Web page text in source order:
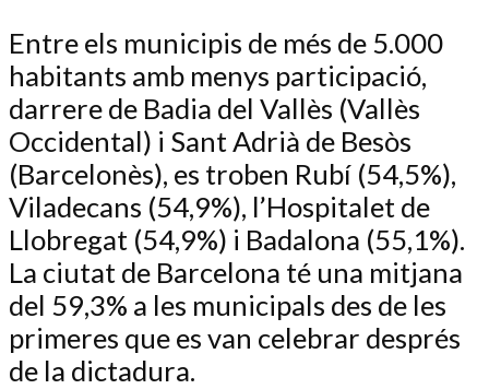
Entre els municipis de més de 5.000
habitants amb menys participació,
darrere de Badia del Vallès (Vallès
Occidental) i Sant Adrià de Besòs
(Barcelonès), es troben Rubí (54,5%),
Viladecans (54,9%), l’Hospitalet de
Llobregat (54,9%) i Badalona (55,1%).
La ciutat de Barcelona té una mitjana
del 59,3% a les municipals des de les
primeres que es van celebrar després
de la dictadura.